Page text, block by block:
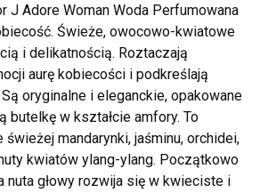
J Adore Woman Woda Perfumowana
Świeże, owocowo-kwiatowe
i delikatnością. Roztaczają
aurę kobiecości i podkreślają
oryginalne i eleganckie, opakowane
butelkę w kształcie amfory. To
świeżej mandarynki, jaśminu, orchidei,
kwiatów ylang-ylang. Początkowo
głowy rozwija się w kwieciste i